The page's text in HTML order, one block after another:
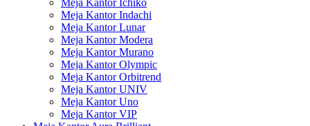
Meja Kantor Ichiko
Meja Kantor Indachi
Meja Kantor Lunar
Meja Kantor Modera
Meja Kantor Murano
Meja Kantor Olympic
Meja Kantor Orbitrend
Meja Kantor UNIV
Meja Kantor Uno
Meja Kantor VIP